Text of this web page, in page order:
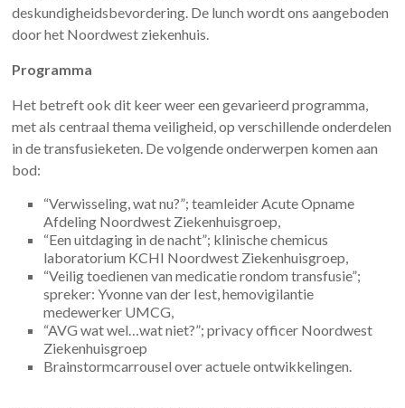
deskundigheidsbevordering. De lunch wordt ons aangeboden
door het Noordwest ziekenhuis.
Programma
Het betreft ook dit keer weer een gevarieerd programma,
met als centraal thema veiligheid, op verschillende onderdelen
in de transfusieketen. De volgende onderwerpen komen aan
bod:
“Verwisseling, wat nu?”; teamleider Acute Opname
Afdeling Noordwest Ziekenhuisgroep,
“Een uitdaging in de nacht”; klinische chemicus
laboratorium KCHI Noordwest Ziekenhuisgroep,
“Veilig toedienen van medicatie rondom transfusie”;
spreker: Yvonne van der Iest, hemovigilantie
medewerker UMCG,
“AVG wat wel…wat niet?”; privacy officer Noordwest
Ziekenhuisgroep
Brainstormcarrousel over actuele ontwikkelingen.